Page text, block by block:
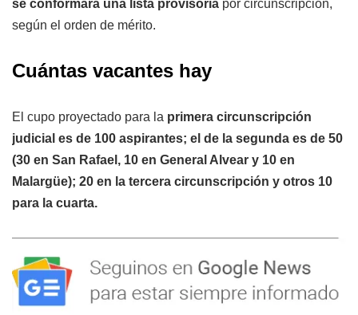
se conformará una lista provisoria por circunscripción,
según el orden de mérito.
Cuántas vacantes hay
El cupo proyectado para la primera circunscripción
judicial es de 100 aspirantes; el de la segunda es de 50
(30 en San Rafael, 10 en General Alvear y 10 en
Malargüe); 20 en la tercera circunscripción y otros 10
para la cuarta.